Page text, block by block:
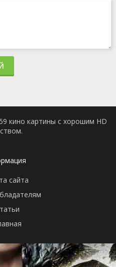
кино картины с хорошим HD
сайта